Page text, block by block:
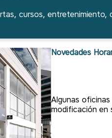
cursos, entretenimiento,
Novedades
Algunas
modificación en